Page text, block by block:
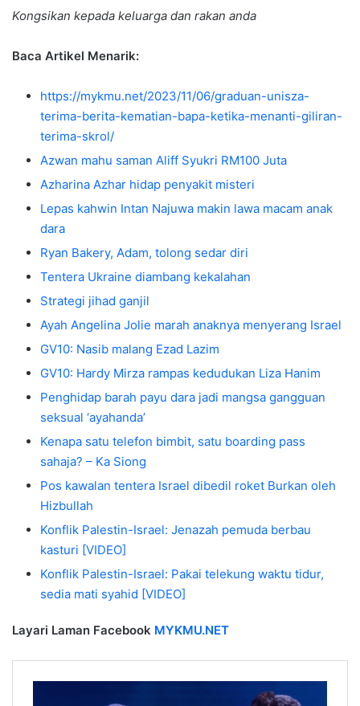
Kongsikan kepada keluarga dan rakan anda
Baca Artikel Menarik:
https://mykmu.net/2023/11/06/graduan-unisza-
terima-berita-kematian-bapa-ketika-menanti-giliran-
terima-skrol/
Azwan mahu saman Aliff Syukri RM100 Juta
Azharina Azhar hidap penyakit misteri
Lepas kahwin Intan Najuwa makin lawa macam anak
dara
Ryan Bakery, Adam, tolong sedar diri
Tentera Ukraine diambang kekalahan
Strategi jihad ganjil
Ayah Angelina Jolie marah anaknya menyerang Israel
GV10: Nasib malang Ezad Lazim
GV10: Hardy Mirza rampas kedudukan Liza Hanim
Penghidap barah payu dara jadi mangsa gangguan
seksual ‘ayahanda’
Kenapa satu telefon bimbit, satu boarding pass
sahaja? – Ka Siong
Pos kawalan tentera Israel dibedil roket Burkan oleh
Hizbullah
Konflik Palestin-Israel: Jenazah pemuda berbau
kasturi [VIDEO]
Konflik Palestin-Israel: Pakai telekung waktu tidur,
sedia mati syahid [VIDEO]
Layari Laman Facebook MYKMU.NET